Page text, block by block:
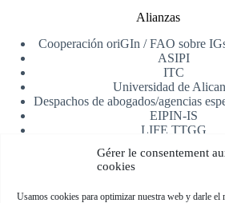
Gérer le consentement
cookies
Usamos cookies para optimizar nuestra web y darle el
Alianzas
Cooperación oriGIn / FAO sobre
ASIPI
ITC
Universidad de
Despachos de abogados/agencias
EIPIN-IS
LIFE TTGG